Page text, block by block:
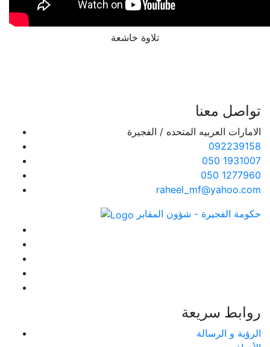
تلاوة خاشعة
تواصل معنا
الامارات العربيه المتحده / الفجيرة
092239158
050 1931007
050 1277960
raheel_mf@yahoo.com
حكومة الفجيرة - شؤون المقابر
روابط سريعة
الرؤية و الرسالة